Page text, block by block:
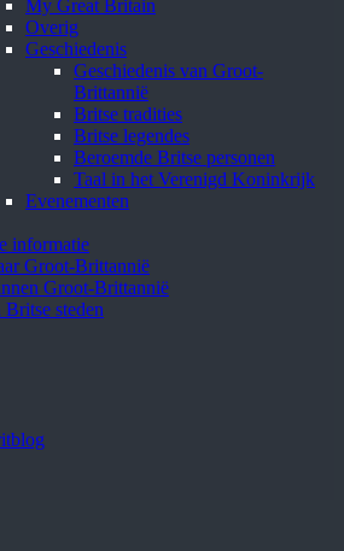
My Great Britain
Overig
Geschiedenis
Geschiedenis van Groot-
Brittannië
Britse tradities
Britse legendes
Beroemde Britse personen
Taal in het Verenigd Koninkrijk
Evenementen
informatie
Groot-Brittannië
Groot-Brittannië
steden